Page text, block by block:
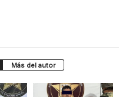
Más del autor